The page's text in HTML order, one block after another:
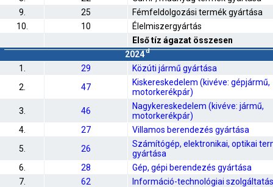
9.
25
Fémfeldolgozási termék gyártása
10.
10
Élelmiszergyártás
Első tíz ágazat összesen
2024d
1. 29
Közúti jármű gyártása
2.
47
Kiskereskedelem (kivéve: gépjármű,
motorkerékpár)
3.
46
Nagykereskedelem (kivéve: jármű,
motorkerékpár)
4.
27
Villamos berendezés gyártása
5.
26
Számítógép, elektronikai, optikai
gyártása
6.
28
Gép, gépi berendezés gyártása
7.
62
Információ-technológiai szolgáltatás